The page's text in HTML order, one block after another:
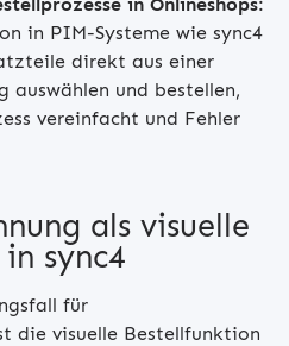
in PIM-Systeme wie sync4
direkt aus einer
auswählen und bestellen,
vereinfacht und Fehler
als visuelle
sync4
für
die visuelle Bestellfunktion